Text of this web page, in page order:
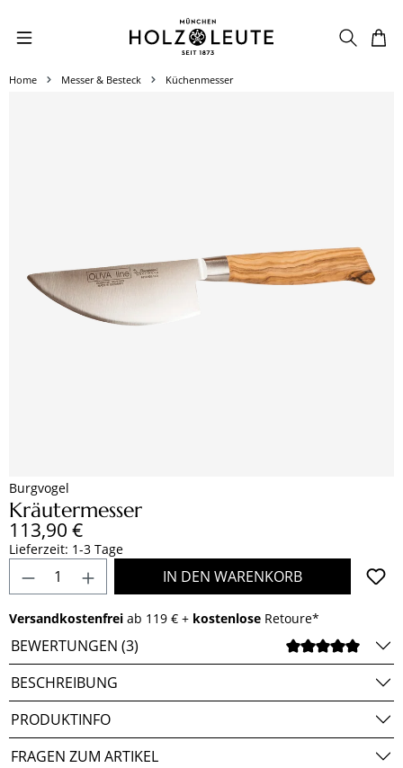
Zum Hauptinhalt springen
Home Messer & Besteck Küchenmesser
Burgvogel
Kräutermesser
Regulärer Preis:
113,90 €
Lieferzeit: 1-3 Tage
Produkt Anzahl: Gib den gewünschten
IN DEN WARENKORB
Versandkostenfrei ab 119 € + kostenlose Retoure*
BEWERTUNGEN (3)
BESCHREIBUNG
PRODUKTINFO
FRAGEN ZUM ARTIKEL